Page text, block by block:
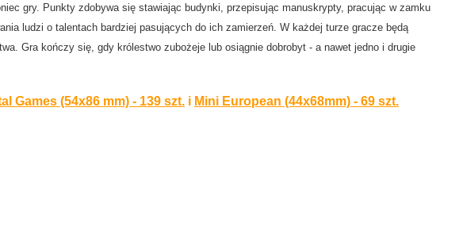
gry. Punkty zdobywa się stawiając budynki, przepisując manuskrypty, pracując w zamku
ludzi o talentach bardziej pasujących do ich zamierzeń. W każdej turze gracze będą
Gra kończy się, gdy królestwo zubożeje lub osiągnie dobrobyt - a nawet jedno i drugie
Games (54x86 mm) - 139 szt. i Mini European (44x68mm) - 69 szt.